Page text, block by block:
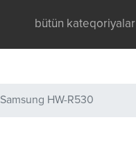
bütün kateqoriyalar
Samsung HW-R530